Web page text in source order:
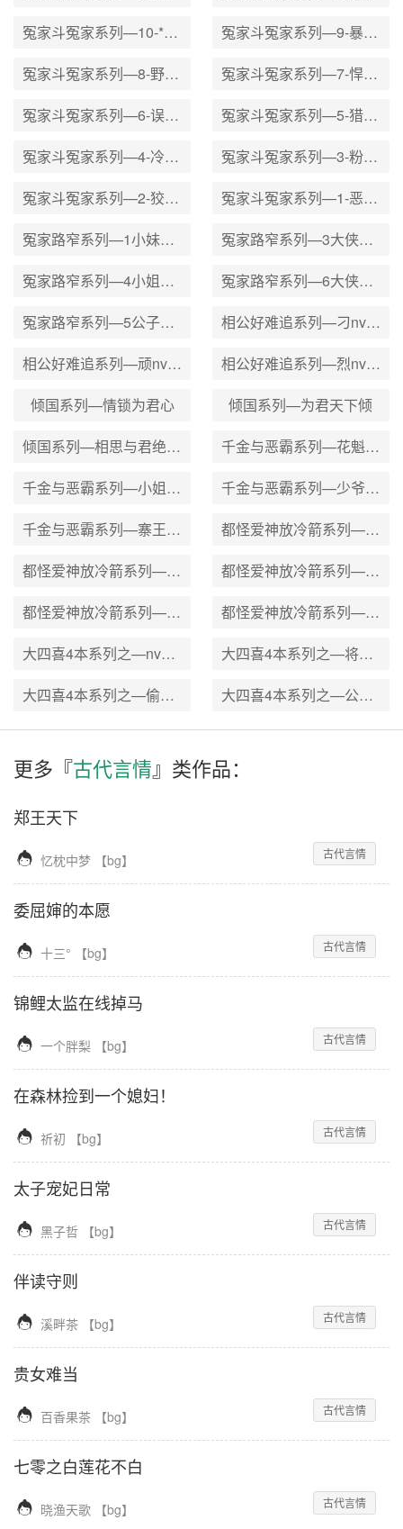
冤家斗冤家系列—10-*子禁臠的野玫瑰
冤家斗冤家系列—9-暴君的流氓小樱桃
冤家斗冤家系列—8-野兽眷恋的百He香
冤家斗冤家系列—7-悍龙禁锢的小野凤
冤家斗冤家系列—6-误入陷阱的小茉莉
冤家斗冤家系列—5-猎鹰怀里的水芙蓉
冤家斗冤家系列—4-冷狮爪下的小野猫
冤家斗冤家系列—3-粉蝶手中的纸老虎
冤家斗冤家系列—2-狡狐心里的野蛮熊
冤家斗冤家系列—1-恶狼zhui里的小白兔
冤家路窄系列—1小妹不要怕
冤家路窄系列—3大侠真没用
冤家路窄系列—4小姐慢吞吞
冤家路窄系列—6大侠很霸道
冤家路窄系列—5公子你有种
相公好难追系列—刁nv追夫
相公好难追系列—顽nv擒夫
相公好难追系列—烈nv斗夫
倾国系列—情锁为君心
倾国系列—为君天下倾
倾国系列—相思与君绝（倾国2）
千金与恶霸系列—花魁的玩物
千金与恶霸系列—小姐的男宠
千金与恶霸系列—少爷的点心
千金与恶霸系列—寨王的猎物
都怪爱神放冷箭系列—月岚-二手好男人
都怪爱神放冷箭系列—nv王别太跩
都怪爱神放冷箭系列—四月-黑心牌校花
都怪爱神放冷箭系列—米可-我的男人运
都怪爱神放冷箭系列—安祖缇-老板不可靠
大四喜4本系列之—nv皇爱耍诈
大四喜4本系列之—将军不好追
大四喜4本系列之—偷贼太放肆
大四喜4本系列之—公主耍心机
更多『古代言情』类作品：
郑王天下
 忆枕中梦 【bg】 古代言情
委屈婶的本愿
 十三° 【bg】 古代言情
锦鲤太监在线掉马
 一个胖梨 【bg】 古代言情
在森林捡到一个媳妇！
 祈初 【bg】 古代言情
太子宠妃日常
 黑子哲 【bg】 古代言情
伴读守则
 溪畔茶 【bg】 古代言情
贵女难当
 百香果茶 【bg】 古代言情
七零之白莲花不白
 晓渔天歌 【bg】 古代言情